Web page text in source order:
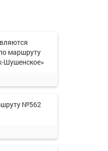
маршруту
Шушенское»
№562